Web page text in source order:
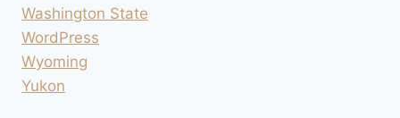
Washington State
WordPress
Wyoming
Yukon